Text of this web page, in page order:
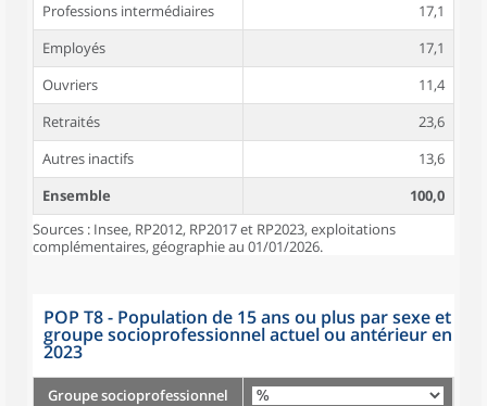
Professions intermédiaires
17,1
Employés
17,1
Ouvriers
11,4
Retraités
23,6
Autres inactifs
13,6
Ensemble
100,0
Sources : Insee, RP2012, RP2017 et RP2023, exploitations
complémentaires, géographie au 01/01/2026.
POP T8 - Population de 15 ans ou plus par sexe et
groupe socioprofessionnel actuel ou antérieur en
2023
Groupe socioprofessionnel